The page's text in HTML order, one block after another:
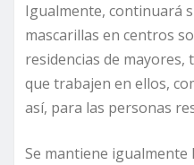
Igualmente, continuará
mascarillas en centros
residencias de
que trabajen en ellos,
así, para las personas
Se mantiene